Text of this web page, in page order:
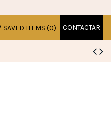
CONTACTAR
SAVED ITEMS (0)